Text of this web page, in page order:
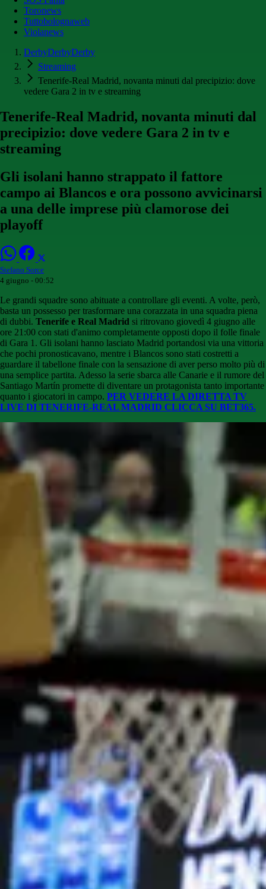
Toronews
Tuttobolognaweb
Violanews
DerbyDerbyDerby
Streaming
Tenerife-Real Madrid, novanta minuti dal precipizio: dove
vedere Gara 2 in tv e streaming
Tenerife-Real Madrid, novanta minuti dal
precipizio: dove vedere Gara 2 in tv e
streaming
Gli isolani hanno strappato il fattore
campo ai Blancos e ora possono avvicinarsi
a una delle imprese più clamorose dei
playoff
Stefano Sorce
4 giugno - 00:52
Le grandi squadre sono abituate a controllare gli eventi. A volte, però,
basta un possesso per trasformare una corazzata in una squadra piena
di dubbi. Tenerife e Real Madrid si ritrovano giovedì 4 giugno alle
ore 21:00 con stati d'animo completamente opposti dopo il folle finale
di Gara 1. Gli isolani hanno lasciato Madrid portandosi via una vittoria
che pochi pronosticavano, mentre i Blancos sono stati costretti a
guardare il tabellone finale con la sensazione di aver perso molto più di
una semplice partita. Adesso la serie sbarca alle Canarie e il rumore del
Santiago Martín promette di diventare un protagonista tanto importante
quanto i giocatori in campo. PER VEDERE LA DIRETTA TV
LIVE DI TENERIFE-REAL MADRID CLICCA SU BET365.